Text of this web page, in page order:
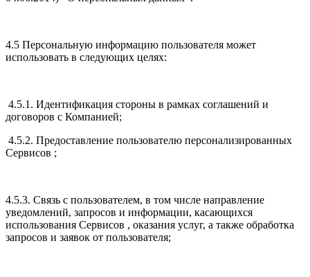
4.5 Персональную информацию пользователя может
использовать в следующих целях:
4.5.1. Идентификация стороны в рамках соглашений и
договоров с Компанией;
4.5.2. Предоставление пользователю персонализированных
Сервисов ;
4.5.3. Связь с пользователем, в том числе направление
уведомлений, запросов и информации, касающихся
использования Сервисов , оказания услуг, а также обработка
запросов и заявок от пользователя;